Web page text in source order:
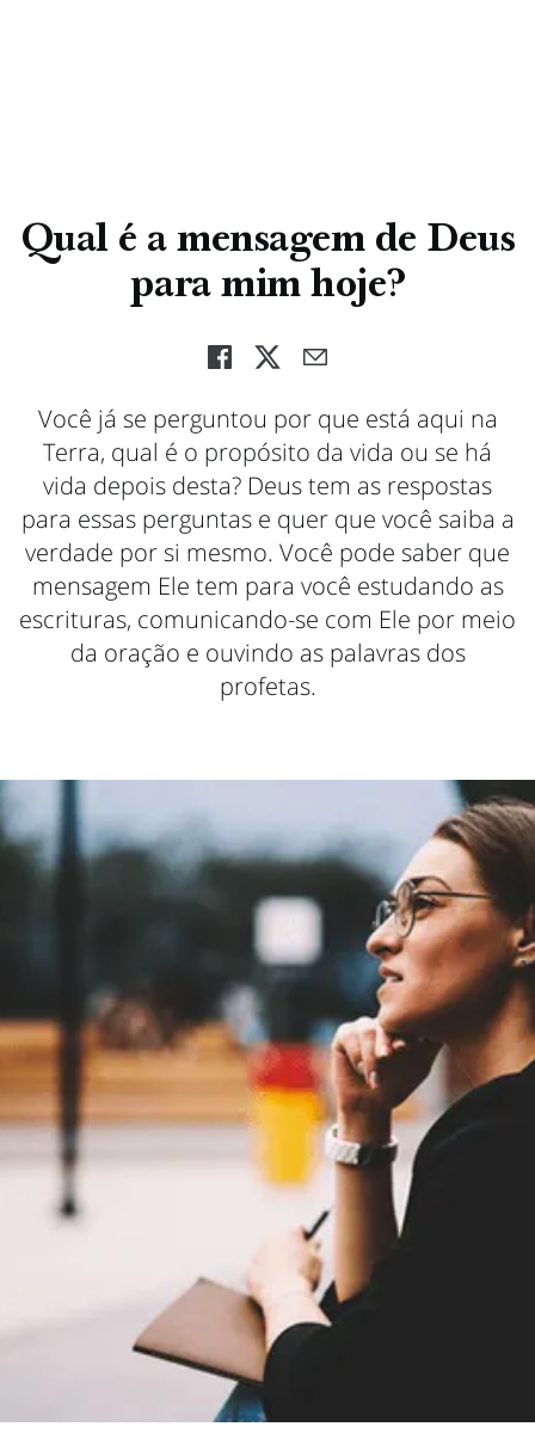
Qual é a mensagem de Deus
para mim hoje?
Você já se perguntou por que está aqui na
Terra, qual é o propósito da vida ou se há
vida depois desta? Deus tem as respostas
para essas perguntas e quer que você saiba a
verdade por si mesmo. Você pode saber que
mensagem Ele tem para você estudando as
escrituras, comunicando-se com Ele por meio
da oração e ouvindo as palavras dos
profetas.